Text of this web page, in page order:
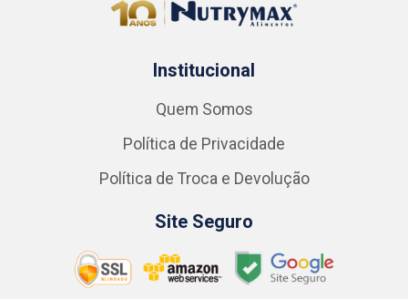
Institucional
Quem Somos
Política de Privacidade
Política de Troca e Devolução
Site Seguro